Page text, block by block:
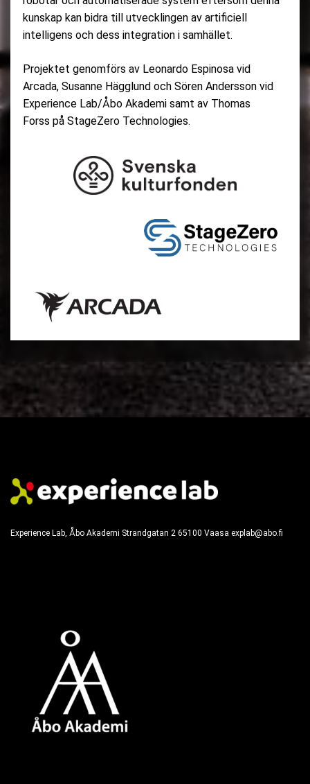
kunskap kan bidra till utvecklingen av artificiell
intelligens och dess integration i samhället.
Projektet genomförs av Leonardo Espinosa vid
Arcada, Susanne Hägglund och Sören Andersson vid
Experience Lab/Åbo Akademi samt av Thomas
Forss på StageZero Technologies.
Experience Lab, Åbo Akademi Strandgatan 2 65100 Vaasa explab@abo.fi